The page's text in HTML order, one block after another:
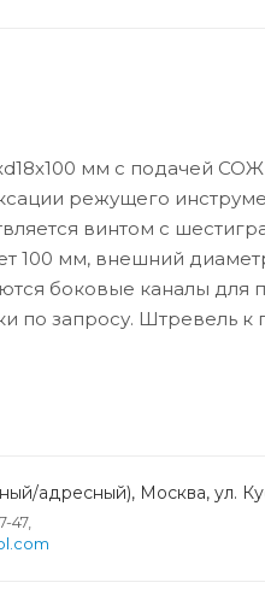
мм с подачей
режущего
винтом с
100 мм, внешний
боковые каналы
по запросу. Штревель к
адресный), Москва, ул.
47,